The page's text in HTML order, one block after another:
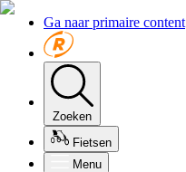
Ga naar primaire content
Zoeken
Fietsen
Menu